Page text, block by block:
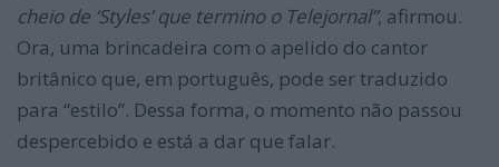
cheio de ‘Styles’ que termino o Telejornal”, afirmou.
Ora, uma brincadeira com o apelido do cantor
britânico que, em português, pode ser traduzido
para “estilo”. Dessa forma, o momento não passou
despercebido e está a dar que falar.